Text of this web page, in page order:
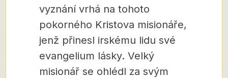
vyznání vrhá na tohoto
pokorného Kristova misionáře,
jenž přinesl irskému lidu své
evangelium lásky. Velký
misionář se ohlédl za svým